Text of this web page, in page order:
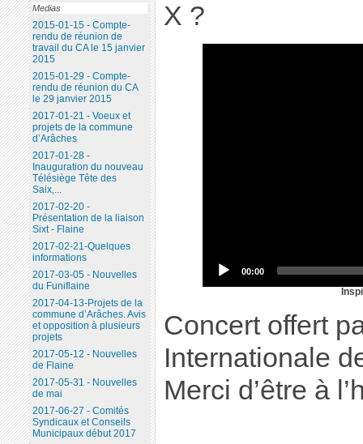
X ?
00:00
Concert offert
Internationale
Merci d’être à
Medias
2015-01-15 - Compte-
rendu de réunion de
travail du CA le 15 janvier
2015
2015-01-29 - Compte-
rendu de réunion du CA
le 29 janvier 2015
2017-01-21 - Voeux et
projets de la commune
d’Arâches
2017-01-28 -
Inauguration du nouveau
Télésiège Tête des
Saix,...
2017-02-20 -
Présentation de la liaison
Sixt - Flaine
2017-02-21-Quelques
informations
2017-03-05 - Nouvelles
du Funiflaine
2017-04-13-Projets de la
commune d’Arâches. Avis
et opposition à plusieurs
projets
2017-05-12 - Nouvelles
de Flaine
2017-05-31 - Nouvelles
de mai
2017-06-27 - Comités
Syndicaux et Conseils
Municipaux début 2017